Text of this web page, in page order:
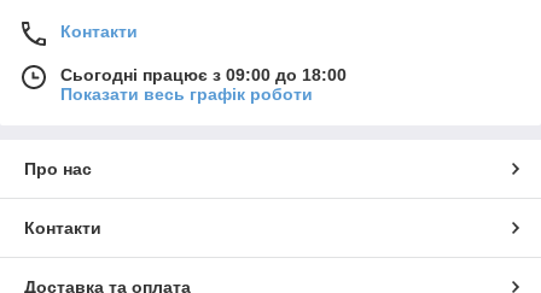
Контакти
Сьогодні працює з 09:00 до 18:00
Показати весь графік роботи
Про нас
Контакти
Доставка та оплата